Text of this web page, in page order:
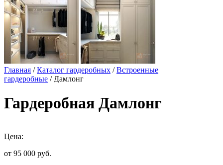
Главная /Каталог гардеробных /Встроенные
гардеробные / Дамлонг
Гардеробная Дамлонг
Цена:
от 95 000 руб.